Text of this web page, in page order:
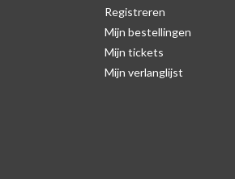
Merk: SleutelCover
Geschikt voor: BMW
Gewicht: 20g
Registreren
Mijn bestellingen
Mijn tickets
Mijn verlanglijst